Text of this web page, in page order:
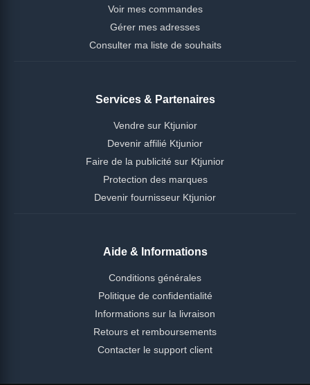
Voir mes commandes
Gérer mes adresses
Consulter ma liste de souhaits
Services & Partenaires
Vendre sur Ktjunior
Devenir affilié Ktjunior
Faire de la publicité sur Ktjunior
Protection des marques
Devenir fournisseur Ktjunior
Aide & Informations
Conditions générales
Politique de confidentialité
Informations sur la livraison
Retours et remboursements
Contacter le support client